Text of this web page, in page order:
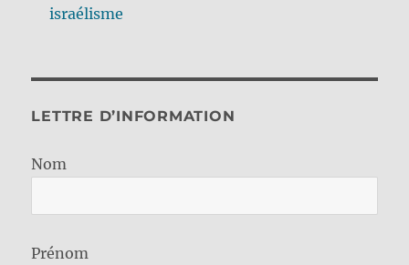
israélisme
LETTRE D’INFORMATION
Nom
Prénom